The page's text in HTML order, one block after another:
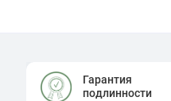
Гарантия
подлинности